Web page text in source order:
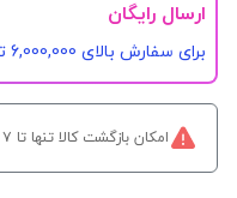
ارسال رایگان
برای سفارش‌ بالای 6,000,000 تومان
امکان بازگشت کالا تنها تا ۷ روز کاری پس از تحویل کالا امکان‌پذیر است!